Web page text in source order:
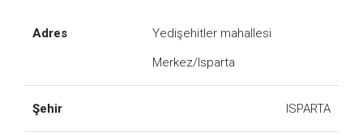
Adres
Yedişehitler mahallesi
Merkez/Isparta
Şehir ISPARTA